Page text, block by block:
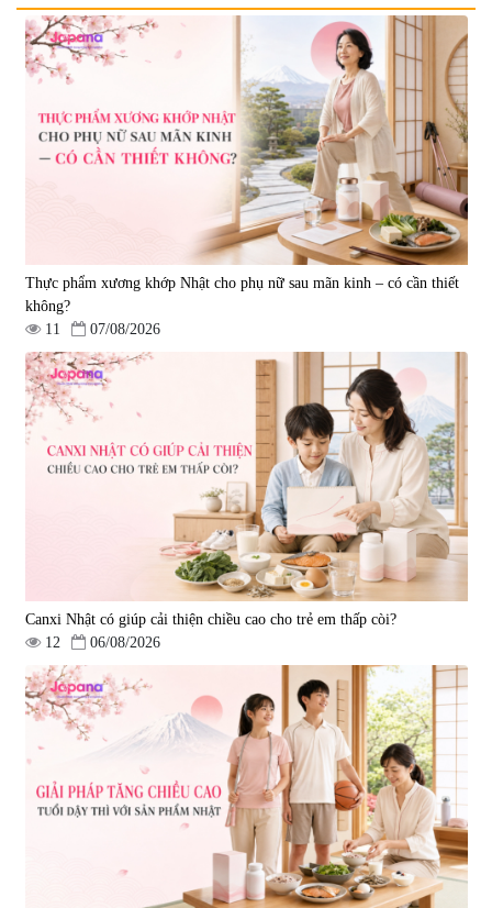
Viên uống bổ não Ribeto Shoji
| 57.920
1.450.000 đ
Viên nang uống cải thiện thị lực,
trí nhớ DHA + EPA + Flaxseed
Oil 30 viên/gói - Date 02/2027
|52.346
225.000 đ
Tẩy tế bào chết Nichiei Bussan
Nano NMN+ Peeling Gel
Luxury 200g
1.490.000 đ
Viên uống hỗ trợ bền thành
mạch, ngừa tai biến Elastin Plus
& Nattokinase Hokoen 80 viên
|0
980.000 đ
Viên uống bổ gan Ribeto Shoji
Hepaclean 60 viên
543.205
690.000 đ
Viên uống hỗ trợ cải thiện thoát
vị đĩa đệm Kyoto Has 30 viên
14.560
1.600.000 đ
Thực phẩm xương khớp Nhật cho phụ nữ sau mãn kinh – có cần thiết
không?
11
07/08/2026
Canxi Nhật có giúp cải thiện chiều cao cho trẻ em thấp còi?
12
06/08/2026